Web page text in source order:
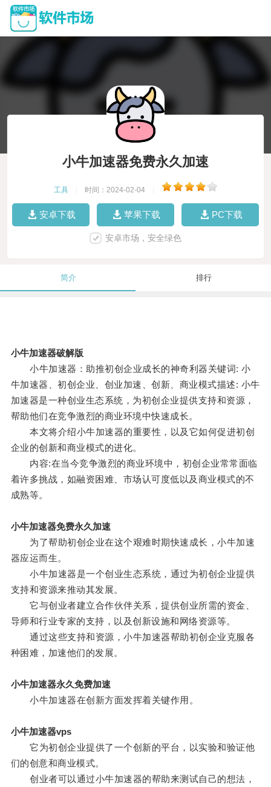
小牛加速器免费永久加速
工具 时间：2024-02-04
安卓下载 苹果下载 PC下载
安卓市场，安全绿色
简介 排行
小牛加速器破解版
小牛加速器：助推初创企业成长的神奇利器关键词: 小
牛加速器、初创企业、创业加速、创新、商业模式描述: 小牛
加速器是一种创业生态系统，为初创企业提供支持和资源，
帮助他们在竞争激烈的商业环境中快速成长。
本文将介绍小牛加速器的重要性，以及它如何促进初创
企业的创新和商业模式的进化。
内容:在当今竞争激烈的商业环境中，初创企业常常面临
着许多挑战，如融资困难、市场认可度低以及商业模式的不
成熟等。
小牛加速器免费永久加速
为了帮助初创企业在这个艰难时期快速成长，小牛加速
器应运而生。
小牛加速器是一个创业生态系统，通过为初创企业提供
支持和资源来推动其发展。
它与创业者建立合作伙伴关系，提供创业所需的资金、
导师和行业专家的支持，以及创新设施和网络资源等。
通过这些支持和资源，小牛加速器帮助初创企业克服各
种困难，加速他们的发展。
小牛加速器永久免费加速
小牛加速器在创新方面发挥着关键作用。
小牛加速器vps
它为初创企业提供了一个创新的平台，以实验和验证他
们的创意和商业模式。
创业者可以通过小牛加速器的帮助来测试自己的想法，